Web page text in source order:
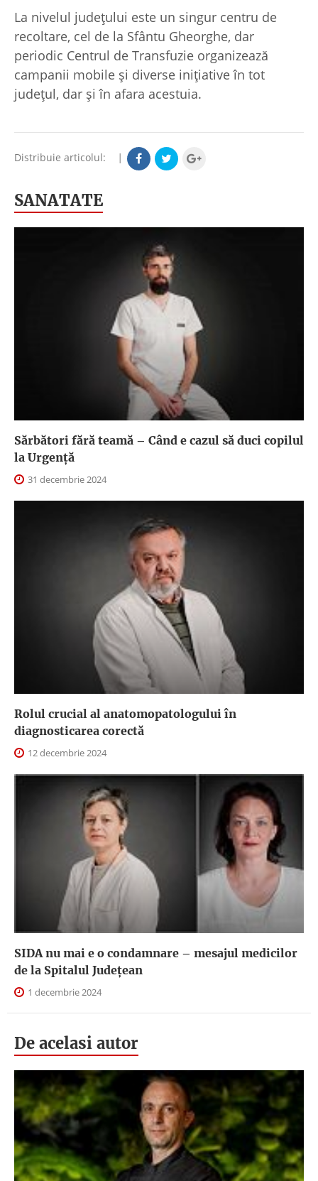
La nivelul județului este un singur centru de
recoltare, cel de la Sfântu Gheorghe, dar
periodic Centrul de Transfuzie organizează
campanii mobile și diverse inițiative în tot
județul, dar și în afara acestuia.
Distribuie articolul: |
SANATATE
Sărbători fără teamă – Când e cazul să duci copilul
la Urgență
31 decembrie 2024
Rolul crucial al anatomopatologului în
diagnosticarea corectă
12 decembrie 2024
SIDA nu mai e o condamnare – mesajul medicilor
de la Spitalul Județean
1 decembrie 2024
De acelasi autor